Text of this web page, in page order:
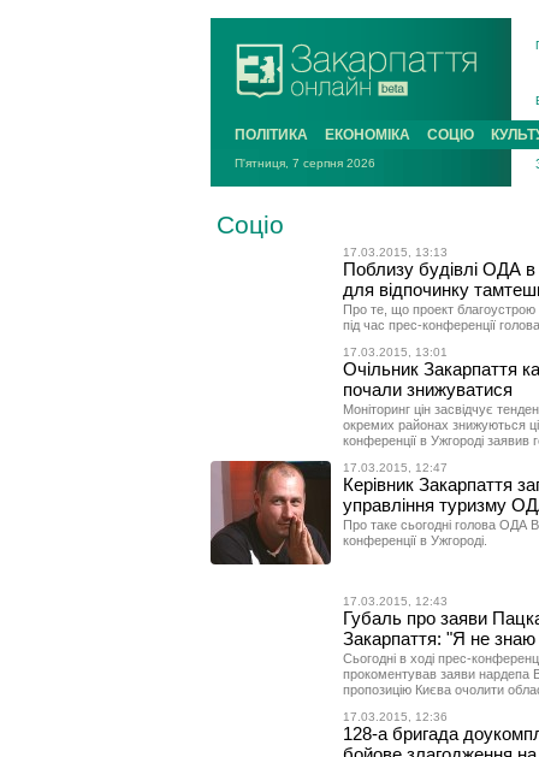
ПОЛІТИКА ЕКОНОМІКА СОЦІО
П'ятниця, 7 серпня 2026
Соціо
17.03.2015, 13:13
Поблизу будівлі ОДА в
для відпочинку
Про те, що проект благоустрою
під час прес-конференції
17.03.2015, 13:01
Очільник Закарпаття
почали знижуватися
Моніторинг цін засвідчує
окремих районах знижуються
конференції в Ужгороді
17.03.2015, 12:47
Керівник Закарпаття
управління туризму
Про таке сьогодні голова ОДА
конференції в Ужгороді.
17.03.2015, 12:43
Губаль про заяви
Закарпаття: "Я не
Сьогодні в ході прес-
прокоментував заяви нардепа
пропозицію Києва очолити
17.03.2015, 12:36
128-а бригада